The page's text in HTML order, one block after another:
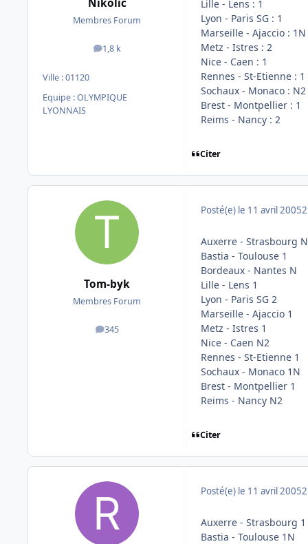
Nikolic
Membres Forum
1,8 k
messages
Ville :01120
Equipe : OLYMPIQUE
LYONNAIS
Lille - Lens : 1
Lyon - Paris SG : 1
Marseille - Ajaccio : 1N
Metz - Istres : 2
Nice - Caen : 1
Rennes - St-Etienne : 1
Sochaux - Monaco : N2
Brest - Montpellier : 1
Reims - Nancy : 2
Citer
Tom-byk
Membres Forum
345
messages
Posté(e) le 11 avril 2005
Auxerre - Strasbourg N
Bastia - Toulouse 1
Bordeaux - Nantes N
Lille - Lens 1
Lyon - Paris SG 2
Marseille - Ajaccio 1
Metz - Istres 1
Nice - Caen N2
Rennes - St-Etienne 1
Sochaux - Monaco 1N
Brest - Montpellier 1
Reims - Nancy N2
Citer
Posté(e) le 11 avril 2005
Auxerre - Strasbourg 1
Bastia - Toulouse 1N